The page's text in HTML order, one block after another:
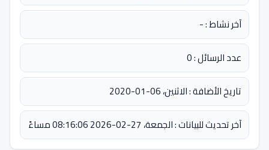
آخر نشاط : -
عدد الرسائل : 0
تاريخ الأضافة : الاثنين، 06-01-2020
آخر تحديث للبيانات : الجمعة، 27-02-2026 08:16:06 مساءً